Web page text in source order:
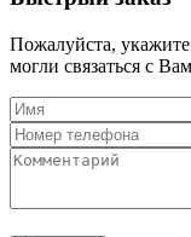
Пожалуйста,
могли связаться с